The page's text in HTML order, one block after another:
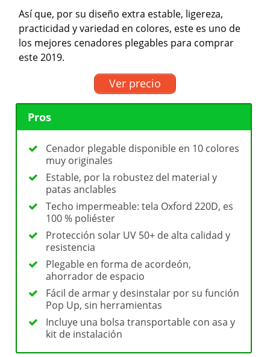
Así que, por su diseño extra estable, ligereza,
practicidad y variedad en colores, este es uno de
los mejores cenadores plegables para comprar
este 2019.
Ver precio
Pros
Cenador plegable disponible en 10 colores
muy originales
Estable, por la robustez del material y
patas anclables
Techo impermeable: tela Oxford 220D, es
100 % poliéster
Protección solar UV 50+ de alta calidad y
resistencia
Plegable en forma de acordeón,
ahorrador de espacio
Fácil de armar y desinstalar por su función
Pop Up, sin herramientas
Incluye una bolsa transportable con asa y
kit de instalación